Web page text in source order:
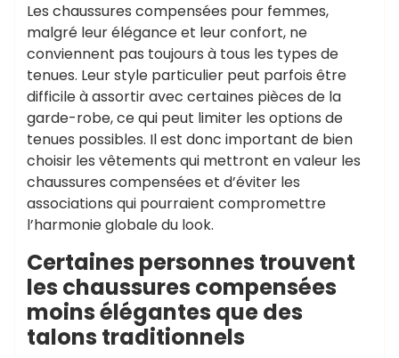
Les chaussures compensées pour femmes,
malgré leur élégance et leur confort, ne
conviennent pas toujours à tous les types de
tenues. Leur style particulier peut parfois être
difficile à assortir avec certaines pièces de la
garde-robe, ce qui peut limiter les options de
tenues possibles. Il est donc important de bien
choisir les vêtements qui mettront en valeur les
chaussures compensées et d’éviter les
associations qui pourraient compromettre
l’harmonie globale du look.
Certaines personnes trouvent
les chaussures compensées
moins élégantes que des
talons traditionnels